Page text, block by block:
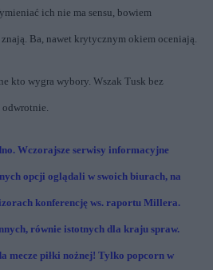
ich nie ma sensu, bowiem
Ba, nawet krytycznym okiem oceniają.
kto wygra wybory. Wszak Tusk bez
odwrotnie.
Wczorajsze serwisy informacyjne
opcji oglądali w swoich biurach, na
konferencję ws. raportu Millera.
równie istotnych dla kraju spraw.
mecze piłki nożnej! Tylko popcorn w